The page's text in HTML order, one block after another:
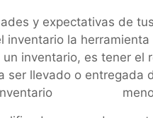
y expectativas de
inventario la
inventario, es tener
ser llevado o entregada